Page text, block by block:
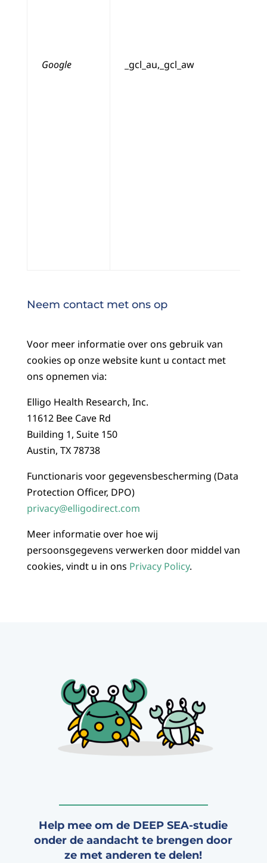
Google _gcl_au,_gcl_aw
Neem contact met ons op
Voor meer informatie over ons gebruik van
cookies op onze website kunt u contact met
ons opnemen via:
Elligo Health Research, Inc.
11612 Bee Cave Rd
Building 1, Suite 150
Austin, TX 78738
Functionaris voor gegevensbescherming (Data
Protection Officer, DPO)
privacy@elligodirect.com
Meer informatie over hoe wij
persoonsgegevens verwerken door middel van
cookies, vindt u in ons Privacy Policy.
Help mee om de DEEP SEA-studie
onder de aandacht te brengen door
ze met anderen te delen!